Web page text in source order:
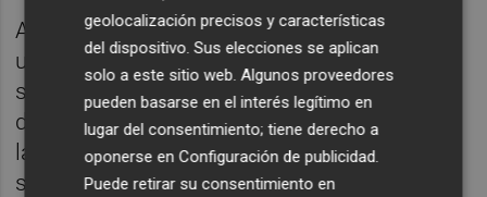
Además, el Ayuntamiento de Murcia financia
un proyecto para la atención integral a niños
separados y no acompañados en el noreste
de Nigeria, con el que se pretende atender
las necesidades de los niños y niñas
separados de sus familias de las zonas más
geolocalización precisos y características
del dispositivo. Sus elecciones se aplican
solo a este sitio web. Algunos proveedores
pueden basarse en el interés legítimo en
lugar del consentimiento; tiene derecho a
oponerse enConfiguración de publicidad
Puede retirar su consentimiento en